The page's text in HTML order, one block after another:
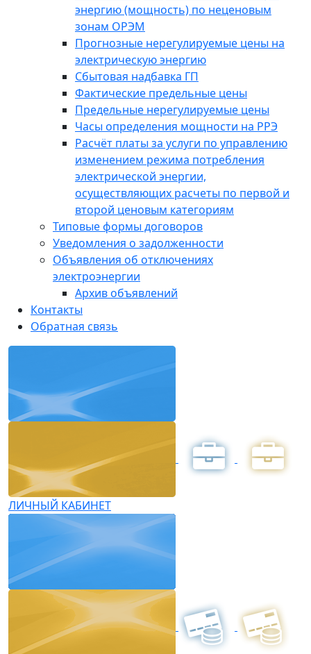
энергию (мощность) по неценовым
зонам ОРЭМ
Прогнозные нерегулируемые цены на
электрическую энергию
Сбытовая надбавка ГП
Фактические предельные цены
Предельные нерегулируемые цены
Часы определения мощности на РРЭ
Расчёт платы за услуги по управлению
изменением режима потребления
электрической энергии,
осуществляющих расчеты по первой и
второй ценовым категориям
Типовые формы договоров
Уведомления о задолженности
Объявления об отключениях
электроэнергии
Архив объявлений
Контакты
Обратная связь
ЛИЧНЫЙ КАБИНЕТ